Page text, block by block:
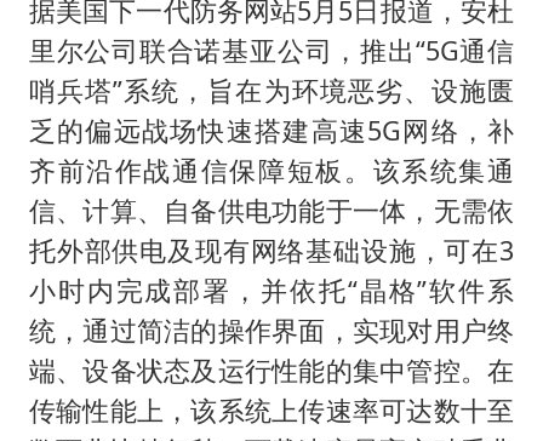
据美国下一代防务网站5月5日报道，安杜
里尔公司联合诺基亚公司，推出“5G通信
哨兵塔”系统，旨在为环境恶劣、设施匮
乏的偏远战场快速搭建高速5G网络，补
齐前沿作战通信保障短板。该系统集通
信、计算、自备供电功能于一体，无需依
托外部供电及现有网络基础设施，可在3
小时内完成部署，并依托“晶格”软件系
统，通过简洁的操作界面，实现对用户终
端、设备状态及运行性能的集中管控。在
传输性能上，该系统上传速率可达数十至